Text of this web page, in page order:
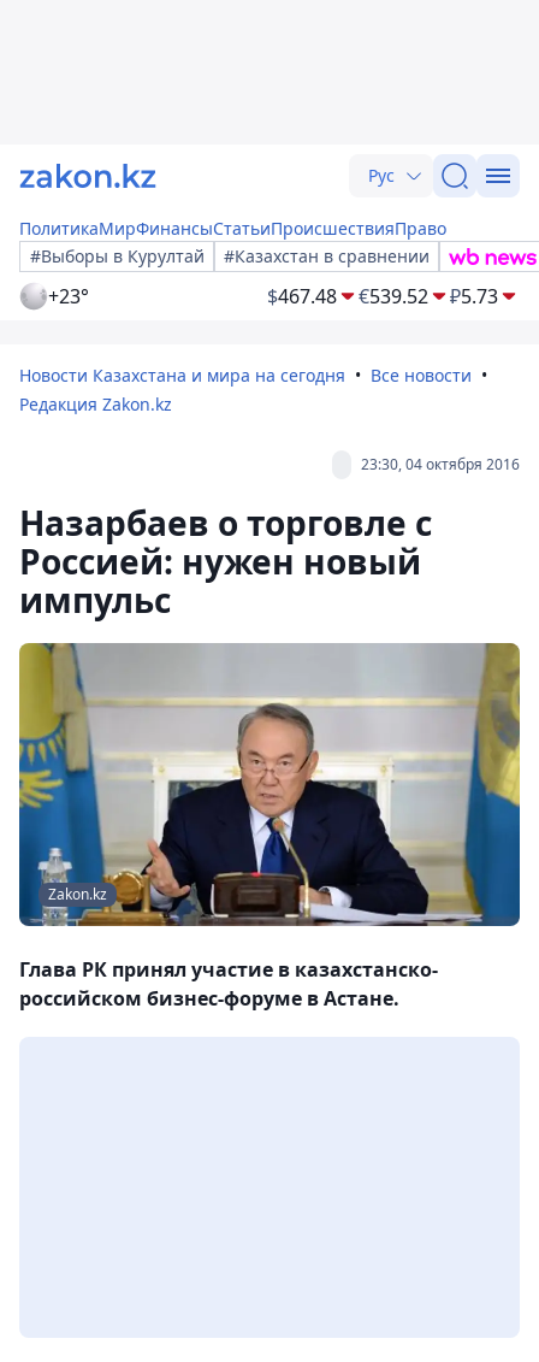
Рус
ПолитикаМирФинансыСтатьиПроисшествияПраво
#Выборы в Курултай
#Казахстан в сравнении
+23° $467.48 €539.52 ₽5.73
Новости Казахстана и мира на сегодня
Все новости
Редакция Zakon.kz
23:30, 04 октября 2016
Назарбаев о торговле с
Россией: нужен новый
импульс
Zakon.kz
Глава РК принял участие в казахстанско-
российском бизнес-форуме в Астане.